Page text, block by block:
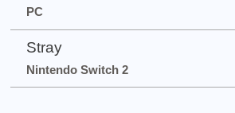
PC
Stray
Nintendo Switch 2